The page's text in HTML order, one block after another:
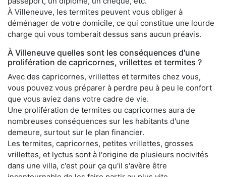
À Villeneuve, les termites peuvent vous obliger à
déménager de votre domicile, ce qui constitue une lourde
charge qui vous tomberait dessus sans aucun préavis.
À Villeneuve quelles sont les conséquences d'une
prolifération de capricornes, vrillettes et termites ?
Avec des capricornes, vrillettes et termites chez vous,
vous pouvez vous préparer à perdre peu à peu le confort
que vous aviez dans votre cadre de vie.
Une prolifération de termites ou capricornes aura de
nombreuses conséquences sur les habitants d'une
demeure, surtout sur le plan financier.
Les termites, capricornes, petites vrillettes, grosses
vrillettes, et lyctus sont à l'origine de plusieurs nocivités
dans une villa, c'est pour ça qu'il s'avère être